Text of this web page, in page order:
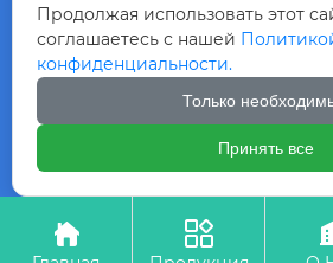
 +86-532-83875218
+8615863099230
Авторское право©ООО
КИНГНОД
 
Продолжая использовать этот
соглашаетесь с нашей
конфиденциальности.
Только
Принять все